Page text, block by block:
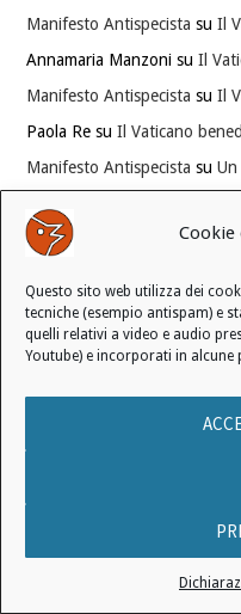
Cookie
Questo sito web utilizza dei
tecniche (esempio antispam) e
quelli relativi a video e audio
Youtube) e incorporati in alcune
Manifesto Antispecista suIl
Annamaria Manzoni suIl
Manifesto Antispecista suIl
Paola Re suIl Vaticano
Manifesto Antispecista su
LINK
Laverabestia
Psiche & Natura
Veganzetta
REVOCA IL TUO